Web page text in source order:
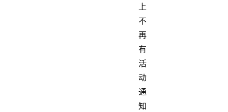
上
不
再
有
活
动
通
知